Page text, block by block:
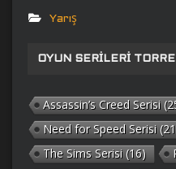
Yarış
OYUN SERILERI
Assassin’s Creed Serisi
Need for Speed Serisi
The Sims Serisi (16)